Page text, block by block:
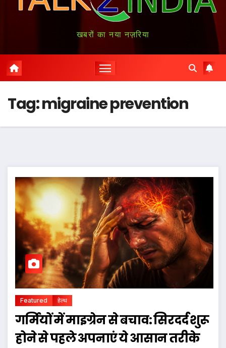
खबरों का नया नज़रिया
Tag:migraine prevention
Featured हेल्थ
गर्मियों में माइग्रेन से बचाव: सिरदर्द शुरू
होने से पहले अपनाएं ये आसान तरीके